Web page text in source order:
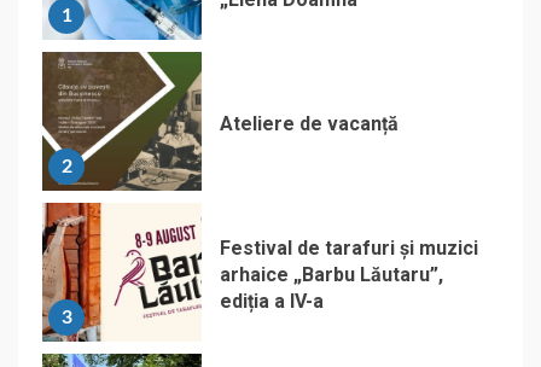
1
2
Ateliere de vacanță
3
Festival de tarafuri și muzici
arhaice „Barbu Lăutaru”,
ediția a IV-a